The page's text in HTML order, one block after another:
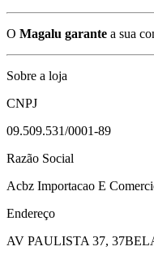
O Magalu garante a sua
Sobre a loja
CNPJ
09.509.531/0001-89
Razão Social
Acbz Importacao E
Endereço
AV PAULISTA 37, 37